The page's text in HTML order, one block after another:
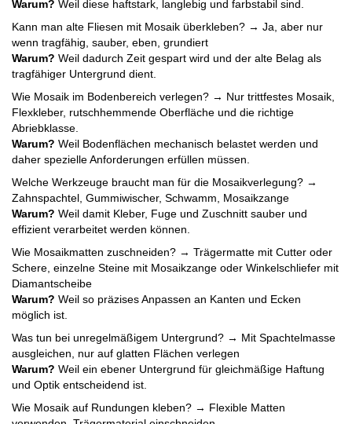
Warum? Weil diese haftstark, langlebig und farbstabil sind.
Kann man alte Fliesen mit Mosaik überkleben? → Ja, aber nur
wenn tragfähig, sauber, eben, grundiert
Warum? Weil dadurch Zeit gespart wird und der alte Belag als
tragfähiger Untergrund dient.
Wie Mosaik im Bodenbereich verlegen? → Nur trittfestes Mosaik,
Flexkleber, rutschhemmende Oberfläche und die richtige
Abriebklasse.
Warum? Weil Bodenflächen mechanisch belastet werden und
daher spezielle Anforderungen erfüllen müssen.
Welche Werkzeuge braucht man für die Mosaikverlegung? →
Zahnspachtel, Gummiwischer, Schwamm, Mosaikzange
Warum? Weil damit Kleber, Fuge und Zuschnitt sauber und
effizient verarbeitet werden können.
Wie Mosaikmatten zuschneiden? → Trägermatte mit Cutter oder
Schere, einzelne Steine mit Mosaikzange oder Winkelschliefer mit
Diamantscheibe
Warum? Weil so präzises Anpassen an Kanten und Ecken
möglich ist.
Was tun bei unregelmäßigem Untergrund? → Mit Spachtelmasse
ausgleichen, nur auf glatten Flächen verlegen
Warum? Weil ein ebener Untergrund für gleichmäßige Haftung
und Optik entscheidend ist.
Wie Mosaik auf Rundungen kleben? → Flexible Matten